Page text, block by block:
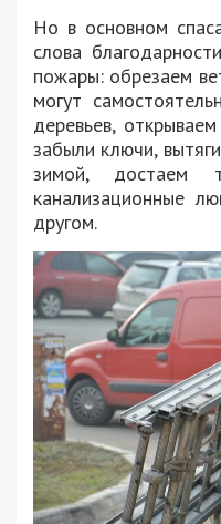
Но в основном
слова
пожары: обрезаем
могут
деревьев,
забыли ключи,
зимой, достаем
канализационные
другом.